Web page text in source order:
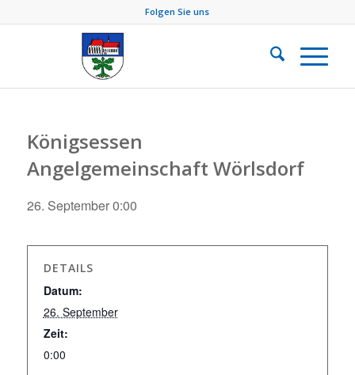
Folgen Sie uns
Königsessen
Angelgemeinschaft Wörlsdorf
26. September 0:00
DETAILS
Datum:
26. September
Zeit:
0:00